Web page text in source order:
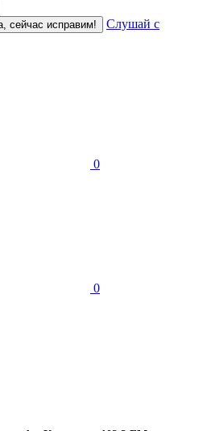
сейчас исправим!
Слушай с
0
0